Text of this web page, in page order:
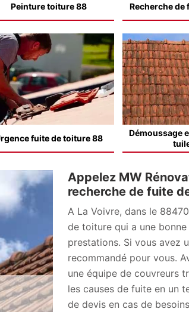
Peinture toiture 88 Recherche
fuite de toiture 88
Démoussage
Appelez MW
recherche de fuite
A La Voivre, dans le
de toiture qui a une
prestations. Si vous avez
recommandé pour vous.
une équipe de couvreurs
les causes de fuite en un
de devis en cas de